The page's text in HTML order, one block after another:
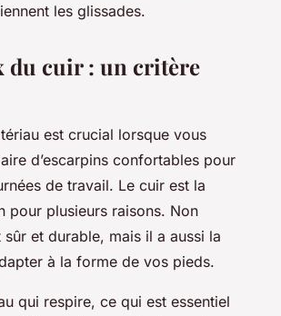
les glissades.
du cuir : un critère
est crucial lorsque vous
d’escarpins confortables pour
de travail. Le cuir est la
pour plusieurs raisons. Non
sûr et durable, mais il a aussi la
à la forme de vos pieds.
qui respire, ce qui est essentiel